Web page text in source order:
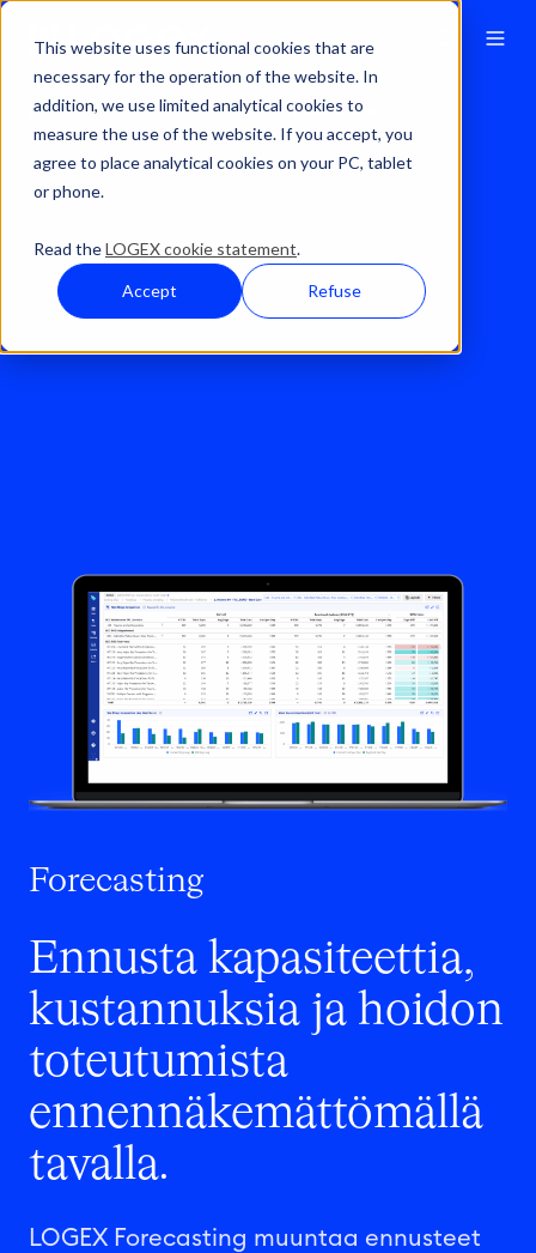
This website uses functional cookies that are
necessary for the operation of the website. In
addition, we use limited analytical cookies to
measure the use of the website. If you accept, you
agree to place analytical cookies on your PC, tablet
or phone.
Read theLOGEX cookie statement.
Accept Refuse
Ratkaisut Talousanalytiikka Ennustaminen
Forecasting
Ennusta kapasiteettia,
kustannuksia ja hoidon
toteutumista
ennennäkemättömällä
tavalla.
LOGEX Forecasting muuntaa ennusteet